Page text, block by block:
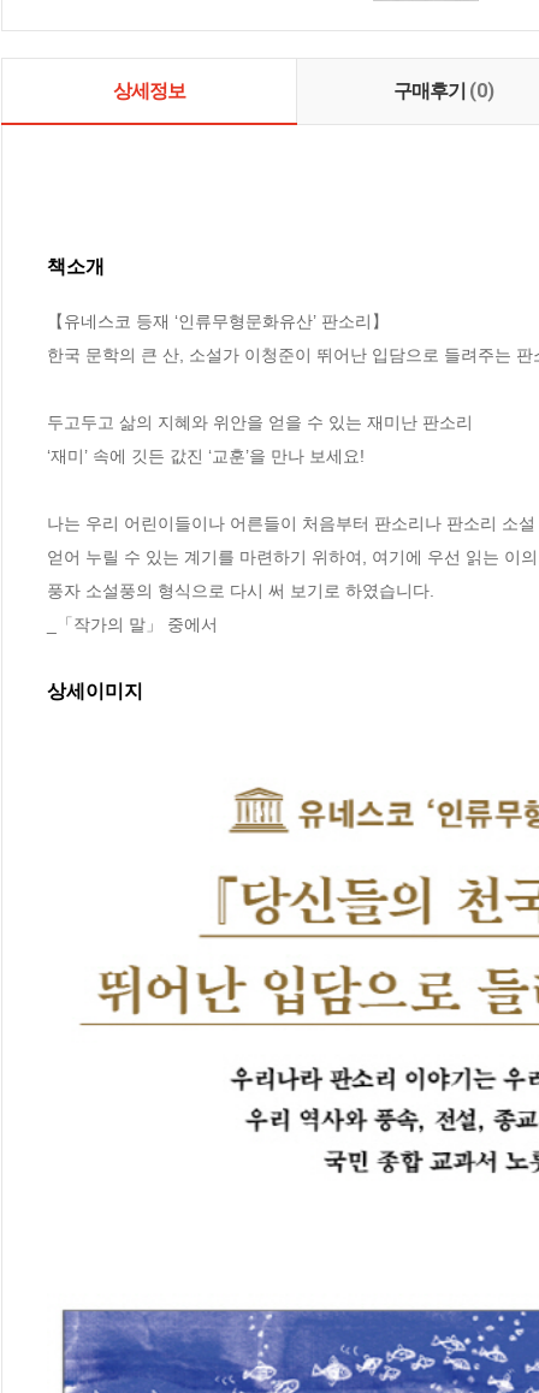
상세정보 구매후기 (0)
책소개
【유네스코 등재 ‘인류무형문화유산’ 판소리】
한국 문학의 큰 산, 소설가 이청준이 뛰어난 입담으로 들려주는 판
두고두고 삶의 지혜와 위안을 얻을 수 있는 재미난 판소리
‘재미’ 속에 깃든 값진 ‘교훈’을 만나 보세요!
나는 우리 어린이들이나 어른들이 처음부터 판소리나 판소리 소
얻어 누릴 수 있는 계기를 마련하기 위하여, 여기에 우선 읽는 이
풍자 소설풍의 형식으로 다시 써 보기로 하였습니다.
_「작가의 말」 중에서
상세이미지